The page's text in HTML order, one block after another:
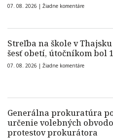
07. 08. 2026 | Žiadne komentáre
Streľba na škole v
šesť obetí, útočníkom bol
07. 08. 2026 | Žiadne komentáre
Generálna prokuratúra
určenie volebných
protestov prokurátora